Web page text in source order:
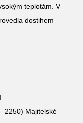
teplotám. V
dostihem
2250) Majitelské